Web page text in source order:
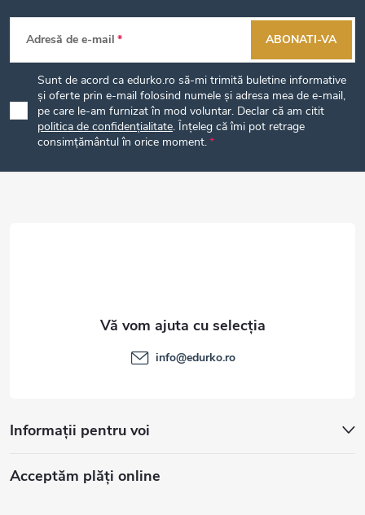
ă
r
l
S
u
b
o
Adresă de e-mail
Sunt de acord ca edurko.ro să-mi trimită buletine informative
și oferte prin e-mail folosind numele și adresa mea de e-mail,
pe care le-am furnizat în mod voluntar. Declar că am citit
politica de confidențialitate. Înțeleg că îmi pot retrage
consimțământul în orice moment.
ABONATI-VA
Informații pentru voi
Acceptăm plăţi online
info@edurko.ro